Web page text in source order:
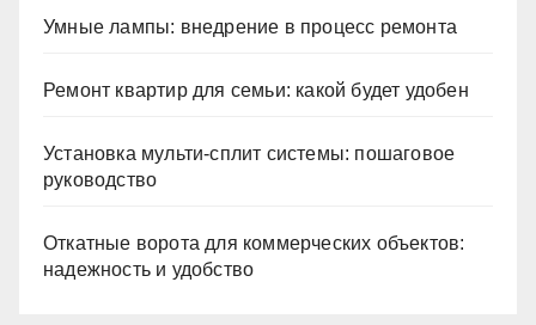
Умные лампы: внедрение в процесс ремонта
Ремонт квартир для семьи: какой будет удобен
Установка мульти-сплит системы: пошаговое
руководство
Откатные ворота для коммерческих объектов:
надежность и удобство